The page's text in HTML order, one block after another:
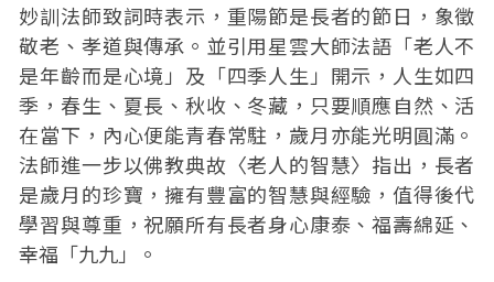
妙訓法師致詞時表示，重陽節是長者的節日，象徵
敬老、孝道與傳承。並引用星雲大師法語「老人不
是年齡而是心境」及「四季人生」開示，人生如四
季，春生、夏長、秋收、冬藏，只要順應自然、活
在當下，內心便能青春常駐，歲月亦能光明圓滿。
法師進一步以佛教典故〈老人的智慧〉指出，長者
是歲月的珍寶，擁有豐富的智慧與經驗，值得後代
學習與尊重，祝願所有長者身心康泰、福壽綿延、
幸福「九九」。